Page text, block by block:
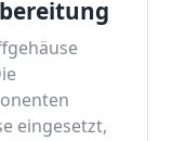
eingesetzt,